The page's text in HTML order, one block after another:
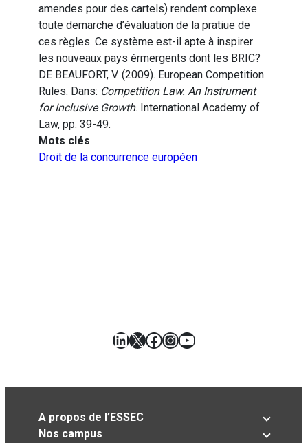
amendes pour des cartels) rendent complexe
toute demarche d’évaluation de la pratiue de
ces règles. Ce système est-il apte à inspirer
les nouveaux pays érmergents dont les BRIC?
DE BEAUFORT, V. (2009). European Competition
Rules. Dans: Competition Law. An Instrument
for Inclusive Growth. International Academy of
Law, pp. 39-49.
Mots clés
Droit de la concurrence européen
LinkedIn
X Facebook
Instagram
YouTube
A propos de l’ESSEC
Nos campus